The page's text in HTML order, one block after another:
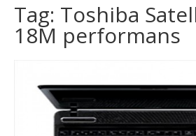
Tag: Toshiba
18M performans